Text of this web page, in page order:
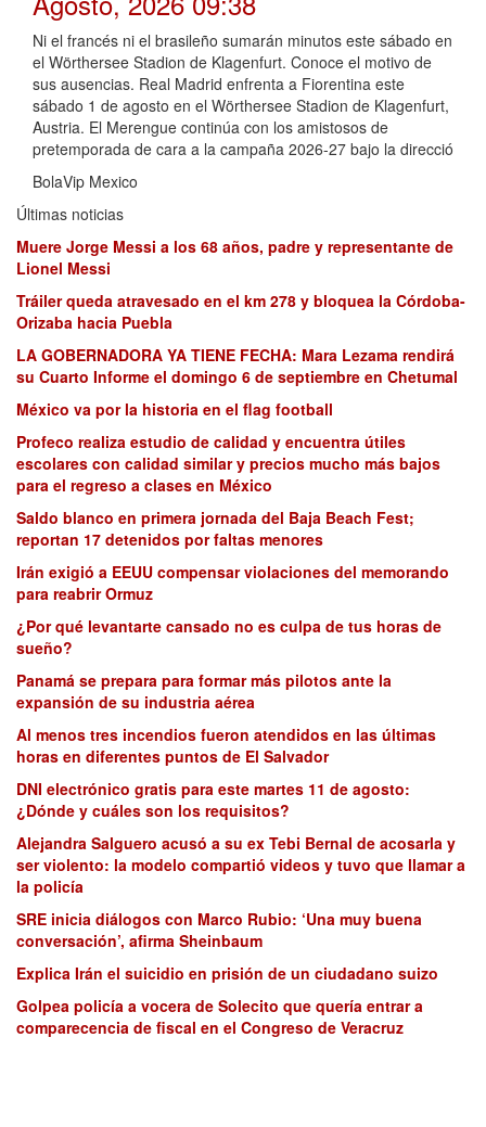
Ni el francés ni el brasileño sumarán minutos este sábado en
el Wörthersee Stadion de Klagenfurt. Conoce el motivo de
sus ausencias. Real Madrid enfrenta a Fiorentina este
sábado 1 de agosto en el Wörthersee Stadion de Klagenfurt,
Austria. El Merengue continúa con los amistosos de
pretemporada de cara a la campaña 2026-27 bajo la direcció
BolaVip Mexico
Últimas noticias
Muere Jorge Messi a los 68 años, padre y representante de
Lionel Messi
Tráiler queda atravesado en el km 278 y bloquea la Córdoba-
Orizaba hacia Puebla
LA GOBERNADORA YA TIENE FECHA: Mara Lezama rendirá
su Cuarto Informe el domingo 6 de septiembre en Chetumal
México va por la historia en el flag football
Profeco realiza estudio de calidad y encuentra útiles
escolares con calidad similar y precios mucho más bajos
para el regreso a clases en México
Saldo blanco en primera jornada del Baja Beach Fest;
reportan 17 detenidos por faltas menores
Irán exigió a EEUU compensar violaciones del memorando
para reabrir Ormuz
¿Por qué levantarte cansado no es culpa de tus horas de
sueño?
Panamá se prepara para formar más pilotos ante la
expansión de su industria aérea
Al menos tres incendios fueron atendidos en las últimas
horas en diferentes puntos de El Salvador
DNI electrónico gratis para este martes 11 de agosto:
¿Dónde y cuáles son los requisitos?
Alejandra Salguero acusó a su ex Tebi Bernal de acosarla y
ser violento: la modelo compartió videos y tuvo que llamar a
la policía
SRE inicia diálogos con Marco Rubio: ‘Una muy buena
conversación’, afirma Sheinbaum
Explica Irán el suicidio en prisión de un ciudadano suizo
Golpea policía a vocera de Solecito que quería entrar a
comparecencia de fiscal en el Congreso de Veracruz